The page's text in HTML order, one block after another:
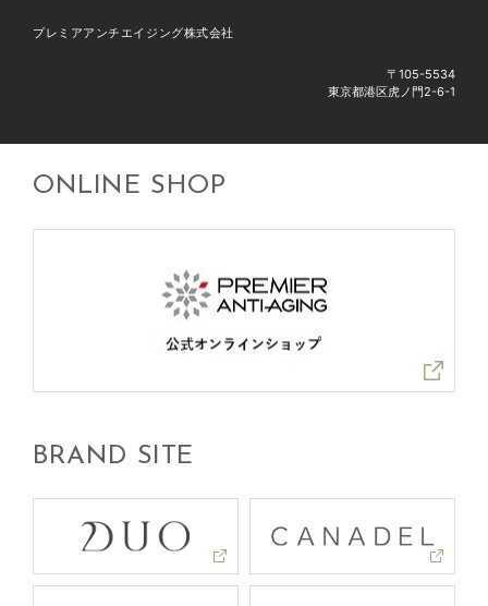
プレミアアンチエイジング株式会社
〒105-5534
東京都港区虎ノ門2-6-1
ONLINE SHOP
BRAND SITE